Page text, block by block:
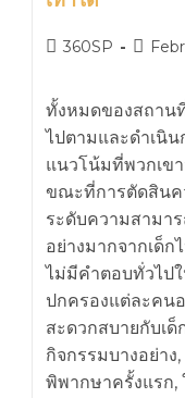
360SP
ทั้งหมดของสถาน
ไปตามและดำเนิน
แนวโน้มที่พวกเข
ขณะที่การตัดสินค
ระดับความสามา
อย่างมากจากเด็ก
ไม่มีคำตอบทั่วไป
ปกครองแต่ละคน
สะดวกสบายกับเ
กิจกรรมบางอย่าง
พิพากษาครั้งแรก,